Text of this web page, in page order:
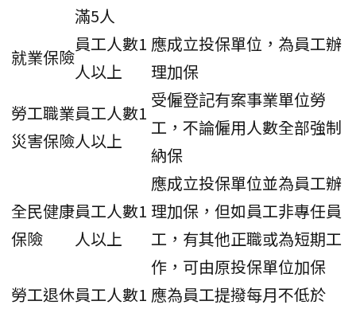
滿5人
就業保險
員工人數1
人以上
應成立投保單位，為員工辦
理加保
勞工職業
災害保險
員工人數1
人以上
受僱登記有案事業單位勞
工，不論僱用人數全部強制
納保
全民健康
保險
員工人數1
人以上
應成立投保單位並為員工辦
理加保，但如員工非專任員
工，有其他正職或為短期工
作，可由原投保單位加保
勞工退休員工人數1 應為員工提撥每月不低於